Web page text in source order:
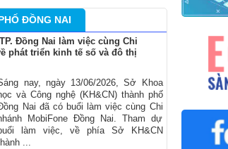
ĐỒNG NAI
Đồng Nai làm việc cùng Chi
phát triển kinh tế số và đô thị
nay, ngày 13/06/2026, Sở Khoa
và Công nghệ (KH&CN) thành phố
Nai đã có buổi làm việc cùng Chi
MobiFone Đồng Nai. Tham dự
làm việc, về phía Sở KH&CN
...